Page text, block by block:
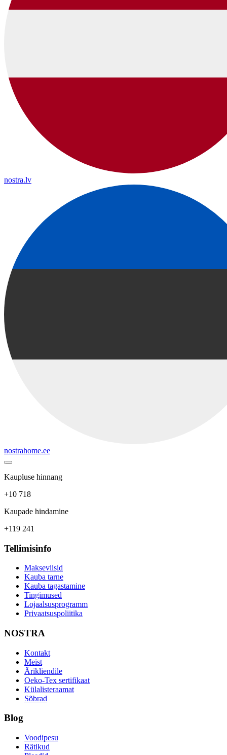
nostra.lv
nostrahome.ee
Kaupluse hinnang
+10 718
Kaupade hindamine
+119 241
Tellimisinfo
Makseviisid
Kauba tarne
Kauba tagastamine
Tingimused
Lojaalsusprogramm
Privaatsuspoliitika
NOSTRA
Kontakt
Meist
Ärikliendile
Oeko-Tex sertifikaat
Külalisteraamat
Sõbrad
Blog
Voodipesu
Rätikud